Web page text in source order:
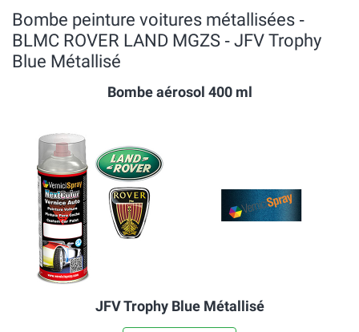
Bombe peinture voitures métallisées ‐
BLMC ROVER LAND MGZS ‐ JFV Trophy
Blue Métallisé
Bombe aérosol 400 ml
JFV Trophy Blue Métallisé